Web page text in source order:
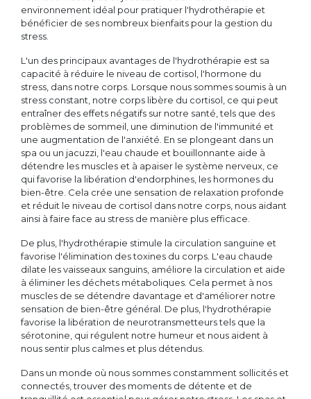
environnement idéal pour pratiquer l'hydrothérapie et
bénéficier de ses nombreux bienfaits pour la gestion du
stress.
L'un des principaux avantages de l'hydrothérapie est sa
capacité à réduire le niveau de cortisol, l'hormone du
stress, dans notre corps. Lorsque nous sommes soumis à un
stress constant, notre corps libère du cortisol, ce qui peut
entraîner des effets négatifs sur notre santé, tels que des
problèmes de sommeil, une diminution de l'immunité et
une augmentation de l'anxiété. En se plongeant dans un
spa ou un jacuzzi, l'eau chaude et bouillonnante aide à
détendre les muscles et à apaiser le système nerveux, ce
qui favorise la libération d'endorphines, les hormones du
bien-être. Cela crée une sensation de relaxation profonde
et réduit le niveau de cortisol dans notre corps, nous aidant
ainsi à faire face au stress de manière plus efficace.
De plus, l'hydrothérapie stimule la circulation sanguine et
favorise l'élimination des toxines du corps. L'eau chaude
dilate les vaisseaux sanguins, améliore la circulation et aide
à éliminer les déchets métaboliques. Cela permet à nos
muscles de se détendre davantage et d'améliorer notre
sensation de bien-être général. De plus, l'hydrothérapie
favorise la libération de neurotransmetteurs tels que la
sérotonine, qui régulent notre humeur et nous aident à
nous sentir plus calmes et plus détendus.
Dans un monde où nous sommes constamment sollicités et
connectés, trouver des moments de détente et de